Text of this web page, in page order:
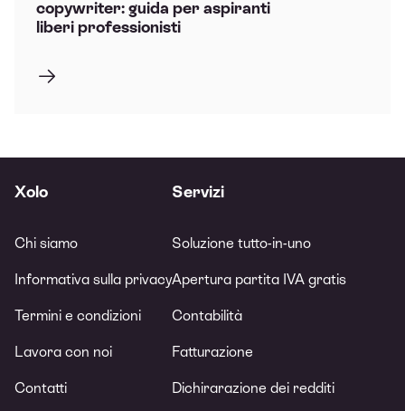
copywriter: guida per aspiranti
liberi professionisti
Xolo
Chi siamo
Informativa sulla privacy
Termini e condizioni
Lavora con noi
Contatti
Servizi
Soluzione tutto-in-uno
Apertura partita IVA gratis
Contabilità
Fatturazione
Dichirarazione dei redditi